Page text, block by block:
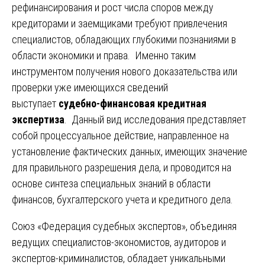
рефинансирования и рост числа споров между
кредиторами и заемщиками требуют привлечения
специалистов, обладающих глубокими познаниями в
области экономики и права. Именно таким
инструментом получения нового доказательства или
проверки уже имеющихся сведений
выступает судебно-финансовая кредитная
экспертиза . Данный вид исследования представляет
собой процессуальное действие, направленное на
установление фактических данных, имеющих значение
для правильного разрешения дела, и проводится на
основе синтеза специальных знаний в области
финансов, бухгалтерского учета и кредитного дела.
Союз «Федерация судебных экспертов», объединяя
ведущих специалистов-экономистов, аудиторов и
экспертов-криминалистов, обладает уникальными